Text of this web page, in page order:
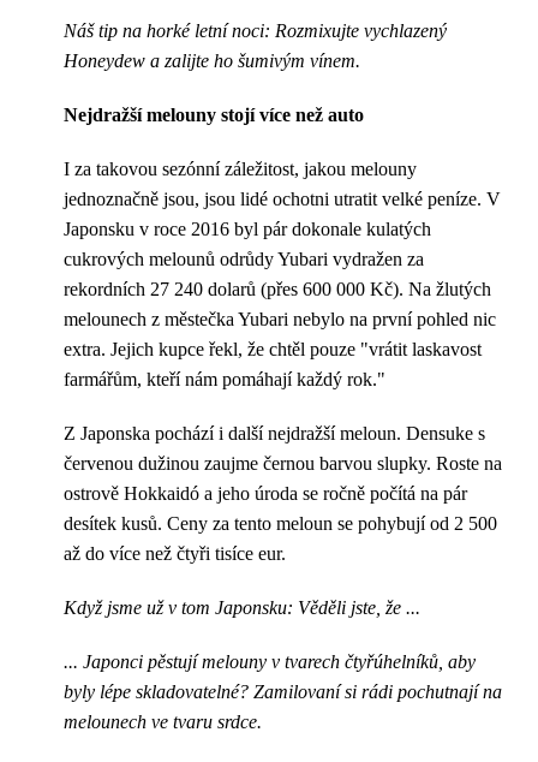
Náš tip na horké letní noci: Rozmixujte vychlazený
Honeydew a zalijte ho šumivým vínem.
Nejdražší melouny stojí více než auto
I za takovou sezónní záležitost, jakou melouny
jednoznačně jsou, jsou lidé ochotni utratit velké peníze. V
Japonsku v roce 2016 byl pár dokonale kulatých
cukrových melounů odrůdy Yubari vydražen za
rekordních 27 240 dolarů (přes 600 000 Kč). Na žlutých
melounech z městečka Yubari nebylo na první pohled nic
extra. Jejich kupce řekl, že chtěl pouze "vrátit laskavost
farmářům, kteří nám pomáhají každý rok."
Z Japonska pochází i další nejdražší meloun. Densuke s
červenou dužinou zaujme černou barvou slupky. Roste na
ostrově Hokkaidó a jeho úroda se ročně počítá na pár
desítek kusů. Ceny za tento meloun se pohybují od 2 500
až do více než čtyři tisíce eur.
Když jsme už v tom Japonsku: Věděli jste, že ...
... Japonci pěstují melouny v tvarech čtyřúhelníků, aby
byly lépe skladovatelné? Zamilovaní si rádi pochutnají na
melounech ve tvaru srdce.